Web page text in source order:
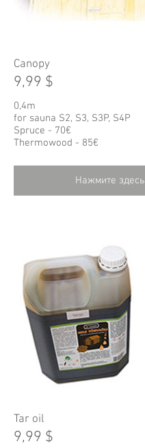
Canopy
9,99 $
0,4m
for sauna S2, S3, S3P, S4P
Spruce - 70€
Тhermowood - 85€
Нажмите здесь
Tar oil
9,99 $